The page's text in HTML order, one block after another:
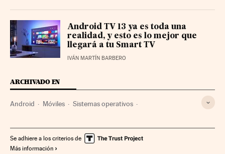
Android TV 13 ya es toda una
realidad, y esto es lo mejor que
llegará a tu Smart TV
IVÁN MARTÍN BARBERO
ARCHIVADO EN
Android Móviles Sistemas operativos
Informática Tecnologías movilidad Telefonía
Se adhiere a los criterios de
Más información